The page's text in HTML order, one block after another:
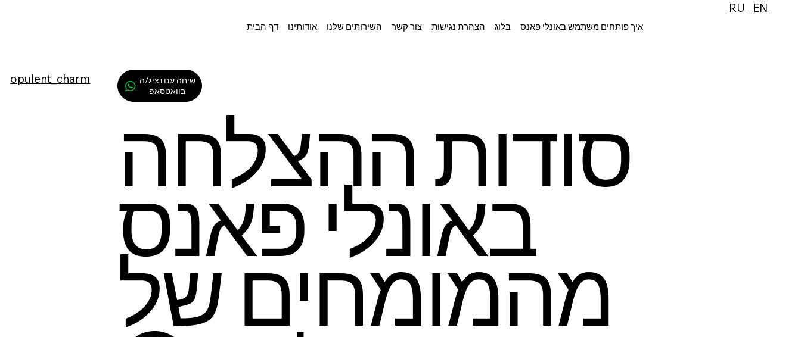
opulent_charm
שיחה עם נציג/ה
בוואטסאפ
RU EN
דף הבית אודותינו השירותים שלנו צור קשר הצהרת נגישות בלוג איך פותחים משתמש באונלי פאנס
סודות ההצלחה
באונלי פאנס
מהמומחים של